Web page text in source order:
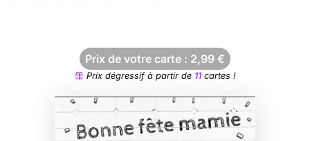
Prix de votre carte : 2,99 €
Prix dégressif à partir de 11cartes !